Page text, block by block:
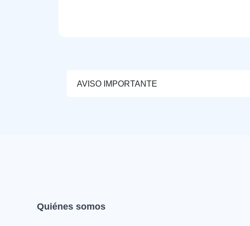
AVISO IMPORTANTE
Quiénes somos